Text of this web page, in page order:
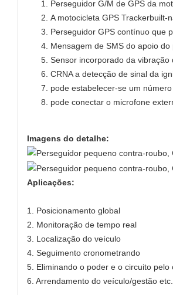
Perseguidor G/M de GPS da
A motocicleta GPS
Perseguidor GPS contínuo que
Mensagem de SMS do apoio
Sensor incorporado da
CRNA a detecção de sinal da
pode estabelecer-se um
pode conectar o microfone
Imagens do detalhe:
Aplicações:
1. Posicionamento global
2. Monitoração de tempo real
3. Localização do veículo
4. Seguimento cronometrando
5. Eliminando o poder e o circuito pelo
6. Arrendamento do veículo/gestão